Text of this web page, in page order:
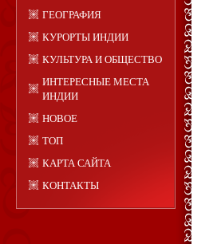
ГЕОГРАФИЯ
КУРОРТЫ ИНДИИ
КУЛЬТУРА И ОБЩЕСТВО
ИНТЕРЕСНЫЕ МЕСТА
ИНДИИ
НОВОЕ
ТОП
КАРТА САЙТА
КОНТАКТЫ